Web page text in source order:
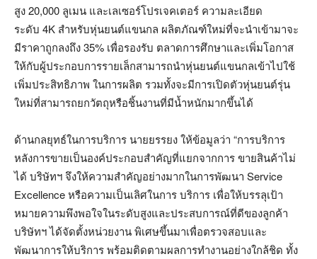
สูง 20,000 ลูเมน และเลเซอร์โปรเจคเตอร์ ความละเอียด
ระดับ 4K สำหรับหุ่นยนต์แขนกล ผลิตภัณฑ์ใหม่ที่จะนำเข้ามาจะ
มีราคาถูกลงถึง 35% เพื่อรองรับ ตลาดการศึกษาและเพิ่มโอกาส
ให้กับผู้ประกอบการรายเล็กสามารถนำหุ่นยนต์แขนกลเข้าไปใช้
เพิ่มประสิทธิภาพ ในการผลิต รวมทั้งจะมีการเปิดตัวหุ่นยนต์รุ่น
ใหม่ที่สามารถยกวัตถุหรือชิ้นงานที่มีน้ำหนักมากขึ้นได้
ด้านกลยุทธ์ในการบริการ นายยรรยง ให้ข้อมูลว่า “การบริการ
หลังการขายเป็นองค์ประกอบสำคัญที่แยกจากการ ขายสินค้าไม่
ได้ บริษัทฯ จึงให้ความสำคัญอย่างมากในการพัฒนา Service
Excellence หรือความเป็นเลิศในการ บริการ เพื่อให้บรรลุเป้า
หมายความพึงพอใจในระดับสูงและประสบการณ์ที่ดีของลูกค้า
บริษัทฯ ได้จัดตั้งหน่วยงาน พิเศษขึ้นมาเพื่อตรวจสอบและ
พัฒนาการให้บริการ พร้อมติดตามผลการทำงานอย่างใกล้ชิด ทั้ง